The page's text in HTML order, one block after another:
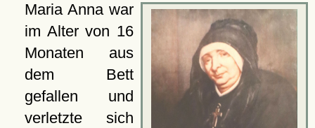
Maria Anna war
im Alter von 16
Monaten aus
dem Bett
gefallen und
verletzte sich